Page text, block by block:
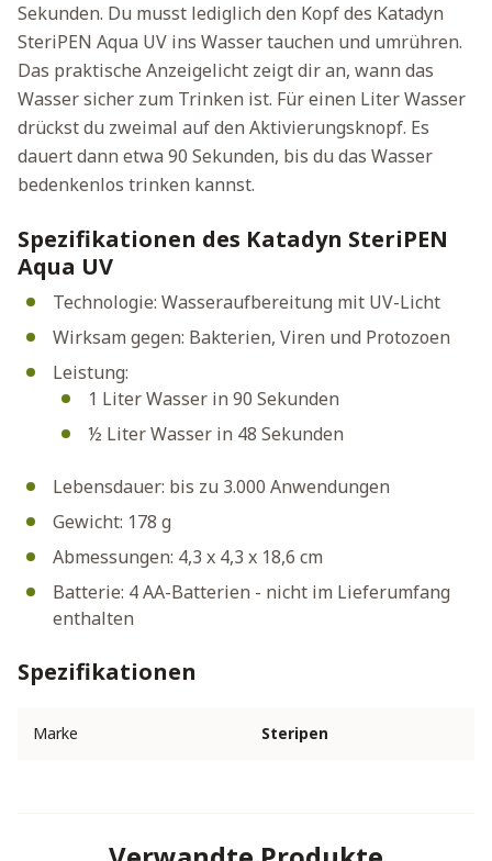
Sekunden. Du musst lediglich den Kopf des Katadyn
SteriPEN Aqua UV ins Wasser tauchen und umrühren.
Das praktische Anzeigelicht zeigt dir an, wann das
Wasser sicher zum Trinken ist. Für einen Liter Wasser
drückst du zweimal auf den Aktivierungsknopf. Es
dauert dann etwa 90 Sekunden, bis du das Wasser
bedenkenlos trinken kannst.
Spezifikationen des Katadyn SteriPEN
Aqua UV
Technologie: Wasseraufbereitung mit UV-Licht
Wirksam gegen: Bakterien, Viren und Protozoen
Leistung:
1 Liter Wasser in 90 Sekunden
½ Liter Wasser in 48 Sekunden
Lebensdauer: bis zu 3.000 Anwendungen
Gewicht: 178 g
Abmessungen: 4,3 x 4,3 x 18,6 cm
Batterie: 4 AA-Batterien - nicht im Lieferumfang
enthalten
Spezifikationen
Marke Steripen